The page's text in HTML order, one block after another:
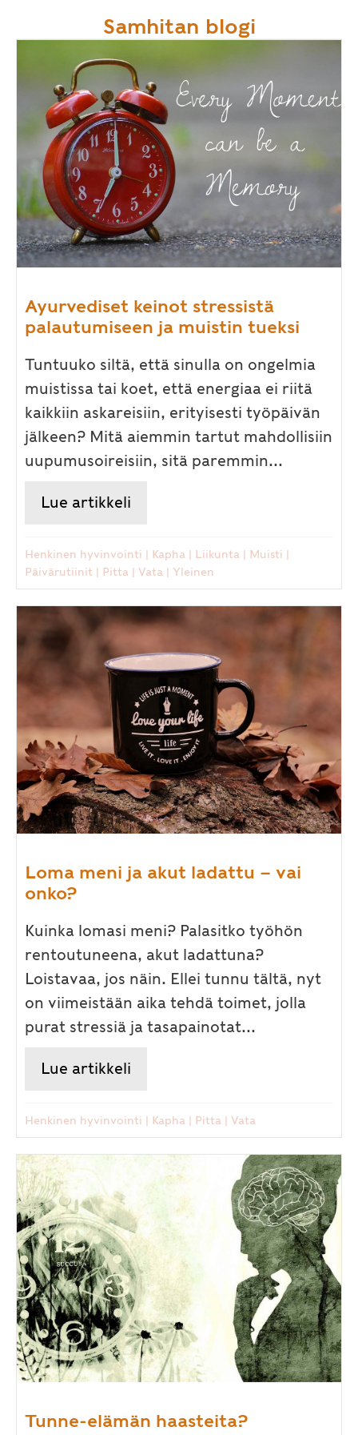
Samhitan blogi
Ayurvediset keinot stressistä
palautumiseen ja muistin tueksi
Tuntuuko siltä, että sinulla on ongelmia
muistissa tai koet, että energiaa ei riitä
kaikkiin askareisiin, erityisesti työpäivän
jälkeen? Mitä aiemmin tartut mahdollisiin
uupumusoireisiin, sitä paremmin...
Lue artikkeli
Henkinen hyvinvointi | Kapha | Liikunta | Muisti |
Päivärutiinit | Pitta | Vata | Yleinen
Loma meni ja akut ladattu – vai
onko?
Kuinka lomasi meni? Palasitko työhön
rentoutuneena, akut ladattuna?
Loistavaa, jos näin. Ellei tunnu tältä, nyt
on viimeistään aika tehdä toimet, jolla
purat stressiä ja tasapainotat...
Lue artikkeli
Henkinen hyvinvointi | Kapha | Pitta | Vata
Tunne-elämän haasteita?